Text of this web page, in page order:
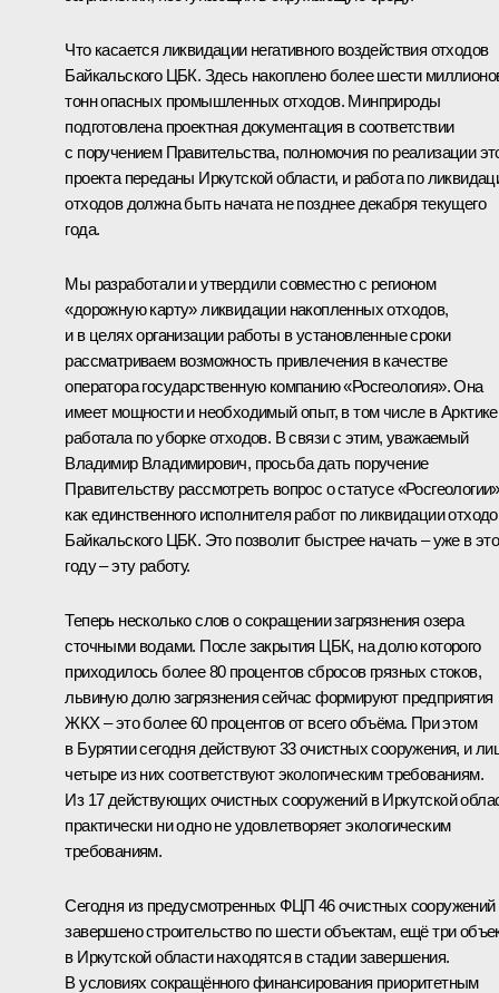
Что касается ликвидации негативного воздействия отходов
Байкальского ЦБК. Здесь накоплено более шести
тонн опасных промышленных отходов. Минприроды
подготовлена проектная документация в соответствии
с поручением Правительства, полномочия по реализации
проекта переданы Иркутской области, и работа по
отходов должна быть начата не позднее декабря текущего
года.
Мы разработали и утвердили совместно с регионом
«дорожную карту» ликвидации накопленных отходов,
и в целях организации работы в установленные сроки
рассматриваем возможность привлечения в качестве
оператора государственную компанию «Росгеология». Она
имеет мощности и необходимый опыт, в том числе в Арктике
работала по уборке отходов. В связи с этим, уважаемый
Владимир Владимирович, просьба дать поручение
Правительству рассмотреть вопрос о статусе «Росгеологии»
как единственного исполнителя работ по ликвидации
Байкальского ЦБК. Это позволит быстрее начать – уже в
году – эту работу.
Теперь несколько слов о сокращении загрязнения озера
сточными водами. После закрытия ЦБК, на долю которого
приходилось более 80 процентов сбросов грязных стоков,
львиную долю загрязнения сейчас формируют предприятия
ЖКХ – это более 60 процентов от всего объёма. При этом
в Бурятии сегодня действуют 33 очистных сооружения, и
четыре из них соответствуют экологическим требованиям.
Из 17 действующих очистных сооружений в Иркутской
практически ни одно не удовлетворяет экологическим
требованиям.
Сегодня из предусмотренных ФЦП 46 очистных сооружений
завершено строительство по шести объектам, ещё три
в Иркутской области находятся в стадии завершения.
В условиях сокращённого финансирования приоритетным